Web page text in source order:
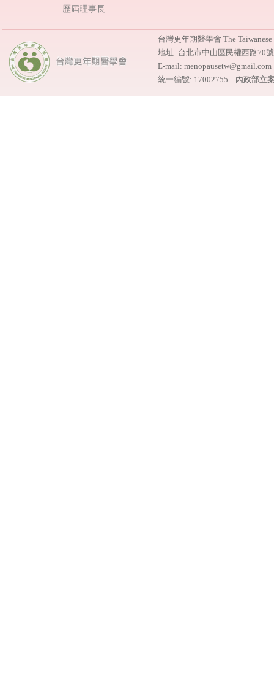
歷屆理事長
台灣更年期醫學會 The
地址: 台北市中山區民權西路70
E-mail:
統一編號: 17002755 內政部立